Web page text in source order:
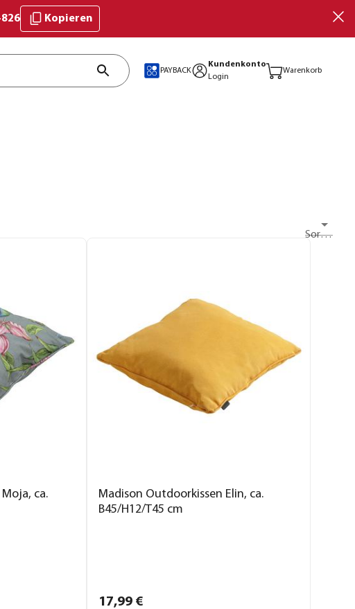
Kopieren
PAYBACK
Kundenkonto
Login
Warenkorb
Sortieren nach
ca.
Madison Outdoorkissen Elin, ca.
B45/H12/T45 cm
17,99 €